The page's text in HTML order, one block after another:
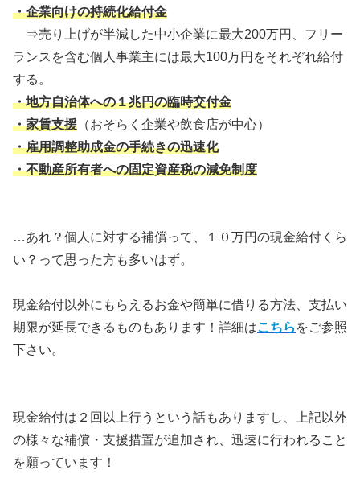
・企業向けの持続化給付金
⇒売り上げが半減した中小企業に最大200万円、フリー
ランスを含む個人事業主には最大100万円をそれぞれ給付
する。
・地方自治体への１兆円の臨時交付金
・家賃支援 （おそらく企業や飲食店が中心）
・雇用調整助成金の手続きの迅速化
・不動産所有者への固定資産税の減免制度
…あれ？個人に対する補償って、１０万円の現金給付くら
い？って思った方も多いはず。
現金給付以外にもらえるお金や簡単に借りる方法、支払い
期限が延長できるものもあります！詳細はこちら をご参照
下さい。
現金給付は２回以上行うという話もありますし、上記以外
の様々な補償・支援措置が追加され、迅速に行われること
を願っています！